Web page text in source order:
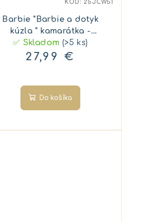
Barbie "Barbie a dotyk
kúzla " kamarátka -
TERESA
✅ Skladom (>5 ks)
27,99 €
Do košíka
KÓD: 25JCW51